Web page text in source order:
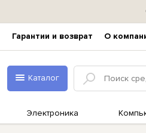
Гарантии и возврат О
Каталог
Электроника